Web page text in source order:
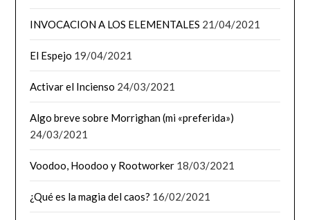
INVOCACION A LOS ELEMENTALES 21/04/2021
El Espejo 19/04/2021
Activar el Incienso 24/03/2021
Algo breve sobre Morrighan (mi «preferida»)
24/03/2021
Voodoo, Hoodoo y Rootworker 18/03/2021
¿Qué es la magia del caos? 16/02/2021